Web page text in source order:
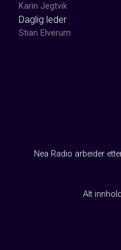
Karin Jegtvik
Daglig leder
Stian Elverum
Nea Radio arbeider
Alt